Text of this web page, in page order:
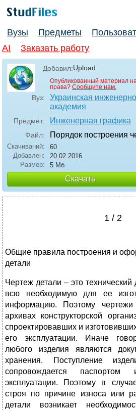
Вузы Предметы
AI
Заказать работу
Добавил:Upload
Опубликованный материал
права? Сообщите нам.
Вуз:
Украинская
академия
Предмет: Инженерная графика
Файл: Порядок построения
Скачиваний:
60
Добавлен:
20.02.2016
Размер:
5 Мб
Скачать
1 / 2
Общие правила построения и
детали
Чертеж детали – это
всю необходимую для ее
информацию. Поэтому
архивах конструкторской
спроектировавших и
его эксплуатации. Иначе
любого изделия являются
хранения. Поступление
сопровождается
эксплуатации. Поэтому в
строя по причине износа или
детали возникает